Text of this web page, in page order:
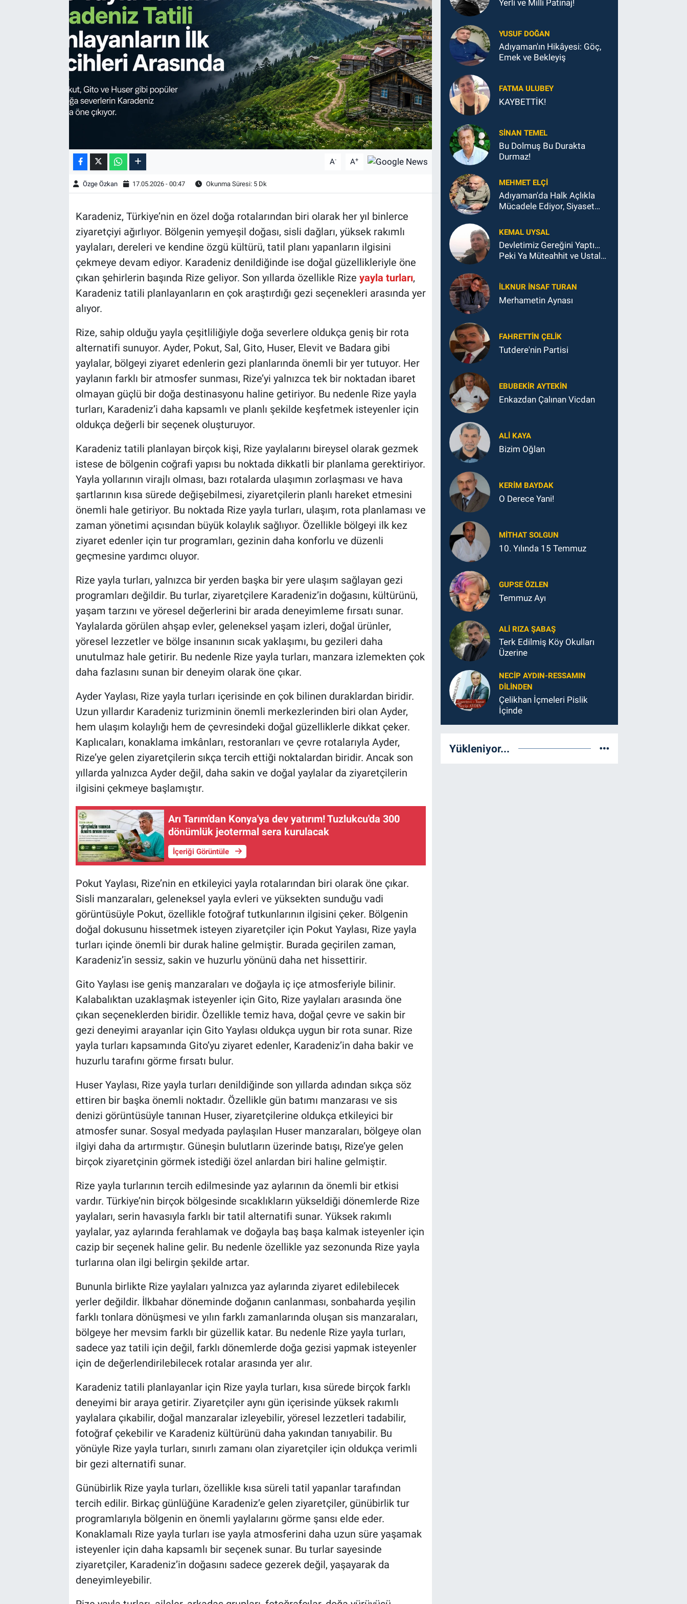
A- A+
Özge Özkan 17.05.2026 - 00:47 Okunma Süresi: 5 Dk
Karadeniz, Türkiye’nin en özel doğa rotalarından biri olarak her yıl binlerce
ziyaretçiyi ağırlıyor. Bölgenin yemyeşil doğası, sisli dağları, yüksek rakımlı
yaylaları, dereleri ve kendine özgü kültürü, tatil planı yapanların ilgisini
çekmeye devam ediyor. Karadeniz denildiğinde ise doğal güzellikleriyle öne
çıkan şehirlerin başında Rize geliyor. Son yıllarda özellikle Rize yayla turları,
Karadeniz tatili planlayanların en çok araştırdığı gezi seçenekleri arasında yer
alıyor.
Rize, sahip olduğu yayla çeşitliliğiyle doğa severlere oldukça geniş bir rota
alternatifi sunuyor. Ayder, Pokut, Sal, Gito, Huser, Elevit ve Badara gibi
yaylalar, bölgeyi ziyaret edenlerin gezi planlarında önemli bir yer tutuyor. Her
yaylanın farklı bir atmosfer sunması, Rize’yi yalnızca tek bir noktadan ibaret
olmayan güçlü bir doğa destinasyonu haline getiriyor. Bu nedenle Rize yayla
turları, Karadeniz’i daha kapsamlı ve planlı şekilde keşfetmek isteyenler için
oldukça değerli bir seçenek oluşturuyor.
Karadeniz tatili planlayan birçok kişi, Rize yaylalarını bireysel olarak gezmek
istese de bölgenin coğrafi yapısı bu noktada dikkatli bir planlama gerektiriyor.
Yayla yollarının virajlı olması, bazı rotalarda ulaşımın zorlaşması ve hava
şartlarının kısa sürede değişebilmesi, ziyaretçilerin planlı hareket etmesini
önemli hale getiriyor. Bu noktada Rize yayla turları, ulaşım, rota planlaması ve
zaman yönetimi açısından büyük kolaylık sağlıyor. Özellikle bölgeyi ilk kez
ziyaret edenler için tur programları, gezinin daha konforlu ve düzenli
geçmesine yardımcı oluyor.
Rize yayla turları, yalnızca bir yerden başka bir yere ulaşım sağlayan gezi
programları değildir. Bu turlar, ziyaretçilere Karadeniz’in doğasını, kültürünü,
yaşam tarzını ve yöresel değerlerini bir arada deneyimleme fırsatı sunar.
Yaylalarda görülen ahşap evler, geleneksel yaşam izleri, doğal ürünler,
yöresel lezzetler ve bölge insanının sıcak yaklaşımı, bu gezileri daha
unutulmaz hale getirir. Bu nedenle Rize yayla turları, manzara izlemekten çok
daha fazlasını sunan bir deneyim olarak öne çıkar.
Ayder Yaylası, Rize yayla turları içerisinde en çok bilinen duraklardan biridir.
Uzun yıllardır Karadeniz turizminin önemli merkezlerinden biri olan Ayder,
hem ulaşım kolaylığı hem de çevresindeki doğal güzelliklerle dikkat çeker.
Kaplıcaları, konaklama imkânları, restoranları ve çevre rotalarıyla Ayder,
Rize’ye gelen ziyaretçilerin sıkça tercih ettiği noktalardan biridir. Ancak son
yıllarda yalnızca Ayder değil, daha sakin ve doğal yaylalar da ziyaretçilerin
ilgisini çekmeye başlamıştır.
Arı Tarım'dan Konya'ya dev yatırım! Tuzlukcu'da 300
dönümlük jeotermal sera kurulacak
İçeriği Görüntüle
Pokut Yaylası, Rize’nin en etkileyici yayla rotalarından biri olarak öne çıkar.
Sisli manzaraları, geleneksel yayla evleri ve yüksekten sunduğu vadi
görüntüsüyle Pokut, özellikle fotoğraf tutkunlarının ilgisini çeker. Bölgenin
doğal dokusunu hissetmek isteyen ziyaretçiler için Pokut Yaylası, Rize yayla
turları içinde önemli bir durak haline gelmiştir. Burada geçirilen zaman,
Karadeniz’in sessiz, sakin ve huzurlu yönünü daha net hissettirir.
Gito Yaylası ise geniş manzaraları ve doğayla iç içe atmosferiyle bilinir.
Kalabalıktan uzaklaşmak isteyenler için Gito, Rize yaylaları arasında öne
çıkan seçeneklerden biridir. Özellikle temiz hava, doğal çevre ve sakin bir
gezi deneyimi arayanlar için Gito Yaylası oldukça uygun bir rota sunar. Rize
yayla turları kapsamında Gito’yu ziyaret edenler, Karadeniz’in daha bakir ve
huzurlu tarafını görme fırsatı bulur.
Huser Yaylası, Rize yayla turları denildiğinde son yıllarda adından sıkça söz
ettiren bir başka önemli noktadır. Özellikle gün batımı manzarası ve sis
denizi görüntüsüyle tanınan Huser, ziyaretçilerine oldukça etkileyici bir
atmosfer sunar. Sosyal medyada paylaşılan Huser manzaraları, bölgeye olan
ilgiyi daha da artırmıştır. Güneşin bulutların üzerinde batışı, Rize’ye gelen
birçok ziyaretçinin görmek istediği özel anlardan biri haline gelmiştir.
Rize yayla turlarının tercih edilmesinde yaz aylarının da önemli bir etkisi
vardır. Türkiye’nin birçok bölgesinde sıcaklıkların yükseldiği dönemlerde Rize
yaylaları, serin havasıyla farklı bir tatil alternatifi sunar. Yüksek rakımlı
yaylalar, yaz aylarında ferahlamak ve doğayla baş başa kalmak isteyenler için
cazip bir seçenek haline gelir. Bu nedenle özellikle yaz sezonunda Rize yayla
turlarına olan ilgi belirgin şekilde artar.
Bununla birlikte Rize yaylaları yalnızca yaz aylarında ziyaret edilebilecek
yerler değildir. İlkbahar döneminde doğanın canlanması, sonbaharda yeşilin
farklı tonlara dönüşmesi ve yılın farklı zamanlarında oluşan sis manzaraları,
bölgeye her mevsim farklı bir güzellik katar. Bu nedenle Rize yayla turları,
sadece yaz tatili için değil, farklı dönemlerde doğa gezisi yapmak isteyenler
için de değerlendirilebilecek rotalar arasında yer alır.
Karadeniz tatili planlayanlar için Rize yayla turları, kısa sürede birçok farklı
deneyimi bir araya getirir. Ziyaretçiler aynı gün içerisinde yüksek rakımlı
yaylalara çıkabilir, doğal manzaralar izleyebilir, yöresel lezzetleri tadabilir,
fotoğraf çekebilir ve Karadeniz kültürünü daha yakından tanıyabilir. Bu
yönüyle Rize yayla turları, sınırlı zamanı olan ziyaretçiler için oldukça verimli
bir gezi alternatifi sunar.
Günübirlik Rize yayla turları, özellikle kısa süreli tatil yapanlar tarafından
tercih edilir. Birkaç günlüğüne Karadeniz’e gelen ziyaretçiler, günübirlik tur
programlarıyla bölgenin en önemli yaylalarını görme şansı elde eder.
Konaklamalı Rize yayla turları ise yayla atmosferini daha uzun süre yaşamak
isteyenler için daha kapsamlı bir seçenek sunar. Bu turlar sayesinde
ziyaretçiler, Karadeniz’in doğasını sadece gezerek değil, yaşayarak da
deneyimleyebilir.
Yerli ve Milli Patinaj!
YUSUF DOĞAN
Adıyaman'ın Hikâyesi: Göç,
Emek ve Bekleyiş
FATMA ULUBEY
KAYBETTİK!
SINAN TEMEL
Bu Dolmuş Bu Durakta
Durmaz!
MEHMET ELÇI
Adıyaman'da Halk Açlıkla
Mücadele Ediyor, Siyaset
KEMAL UYSAL
Devletimiz Gereğini Yaptı…
Peki Ya Müteahhit ve Ustalar
İLKNUR İNSAF TURAN
Merhametin Aynası
FAHRETTIN ÇELİK
Tutdere'nin Partisi
EBUBEKIR AYTEKIN
Enkazdan Çalınan Vicdan
ALI KAYA
Bizim Oğlan
KERIM BAYDAK
O Derece Yani!
MITHAT SOLGUN
10. Yılında 15 Temmuz
GUPSE ÖZLEN
Temmuz Ayı
ALI RIZA ŞABAŞ
Terk Edilmiş Köy Okulları
Üzerine
NECIP AYDIN-RESSAMIN
DILINDEN
Çelikhan İçmeleri Pislik
İçinde
Yükleniyor...
Özel Haber
Kültür Sanat